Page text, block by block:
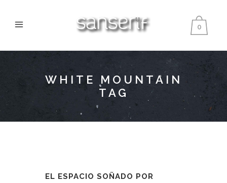
0
WHITE MOUNTAIN
TAG
EL ESPACIO SOÑADO POR